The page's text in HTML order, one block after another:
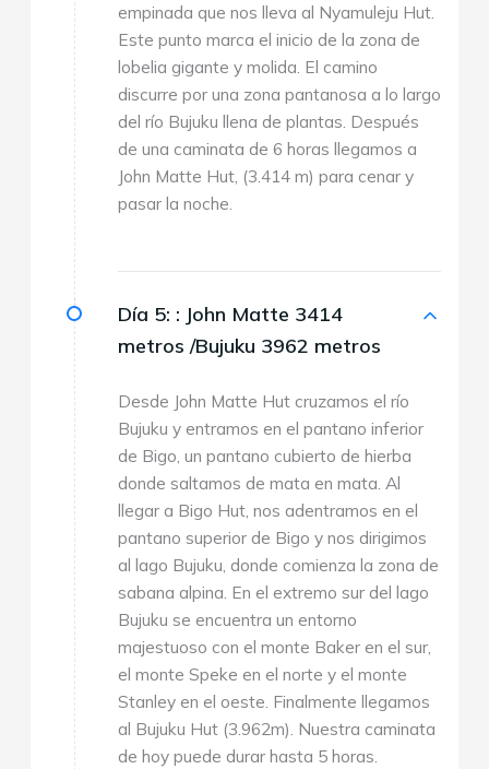
empinada que nos lleva al Nyamuleju Hut.
Este punto marca el inicio de la zona de
lobelia gigante y molida. El camino
discurre por una zona pantanosa a lo largo
del río Bujuku llena de plantas. Después
de una caminata de 6 horas llegamos a
John Matte Hut, (3.414 m) para cenar y
pasar la noche.
Día 5: : John Matte 3414
metros /Bujuku 3962 metros
Desde John Matte Hut cruzamos el río
Bujuku y entramos en el pantano inferior
de Bigo, un pantano cubierto de hierba
donde saltamos de mata en mata. Al
llegar a Bigo Hut, nos adentramos en el
pantano superior de Bigo y nos dirigimos
al lago Bujuku, donde comienza la zona de
sabana alpina. En el extremo sur del lago
Bujuku se encuentra un entorno
majestuoso con el monte Baker en el sur,
el monte Speke en el norte y el monte
Stanley en el oeste. Finalmente llegamos
al Bujuku Hut (3.962m). Nuestra caminata
de hoy puede durar hasta 5 horas.